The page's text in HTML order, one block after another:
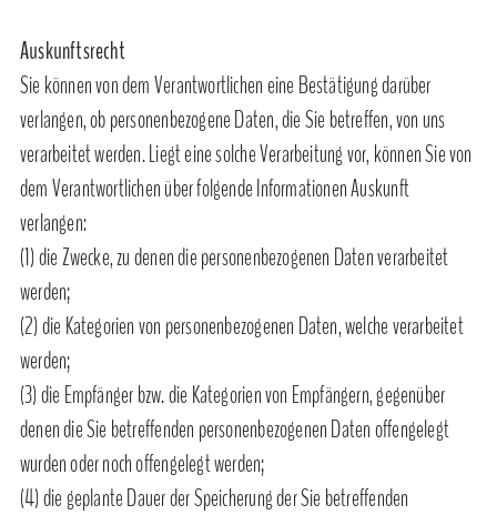
Auskunftsrecht
Sie können von dem Verantwortlichen eine Bestätigung darüber
verlangen, ob personenbezogene Daten, die Sie betreffen, von uns
verarbeitet werden. Liegt eine solche Verarbeitung vor, können Sie von
dem Verantwortlichen über folgende Informationen Auskunft
verlangen:
(1) die Zwecke, zu denen die personenbezogenen Daten verarbeitet
werden;
(2) die Kategorien von personenbezogenen Daten, welche verarbeitet
werden;
(3) die Empfänger bzw. die Kategorien von Empfängern, gegenüber
denen die Sie betreffenden personenbezogenen Daten offengelegt
wurden oder noch offengelegt werden;
(4) die geplante Dauer der Speicherung der Sie betreffenden